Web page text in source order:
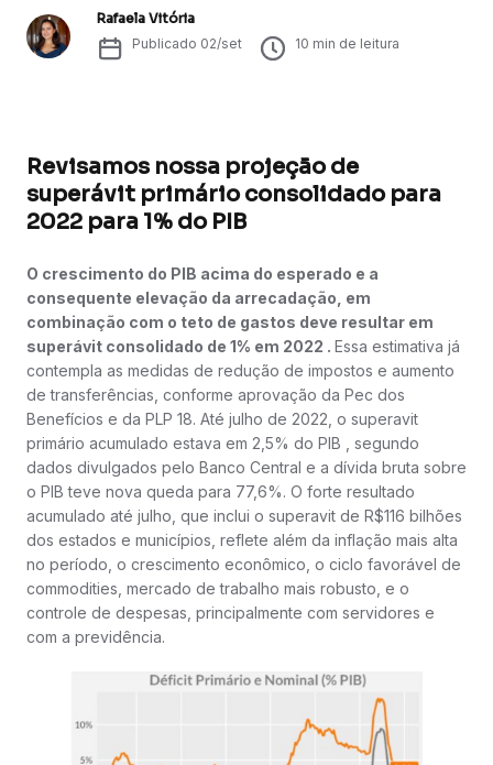
Rafaela Vitória
Publicado 02/set 10 min de leitura
Revisamos nossa projeção de
superávit primário consolidado para
2022 para 1% do PIB
O crescimento do PIB acima do esperado e a
consequente elevação da arrecadação, em
combinação com o teto de gastos deve resultar em
superávit consolidado de 1% em 2022 . Essa estimativa já
contempla as medidas de redução de impostos e aumento
de transferências, conforme aprovação da Pec dos
Benefícios e da PLP 18. Até julho de 2022, o superavit
primário acumulado estava em 2,5% do PIB , segundo
dados divulgados pelo Banco Central e a dívida bruta sobre
o PIB teve nova queda para 77,6%. O forte resultado
acumulado até julho, que inclui o superavit de R$116 bilhões
dos estados e municípios, reflete além da inflação mais alta
no período, o crescimento econômico, o ciclo favorável de
commodities, mercado de trabalho mais robusto, e o
controle de despesas, principalmente com servidores e
com a previdência.